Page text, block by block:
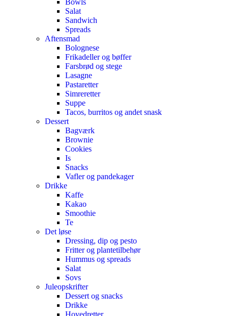
Bowls
Salat
Sandwich
Spreads
Aftensmad
Bolognese
Frikadeller og bøffer
Farsbrød og stege
Lasagne
Pastaretter
Simreretter
Suppe
Tacos, burritos og andet snask
Dessert
Bagværk
Brownie
Cookies
Is
Snacks
Vafler og pandekager
Drikke
Kaffe
Kakao
Smoothie
Te
Det løse
Dressing, dip og pesto
Fritter og plantetilbehør
Hummus og spreads
Salat
Sovs
Juleopskrifter
Dessert og snacks
Drikke
Hovedretter